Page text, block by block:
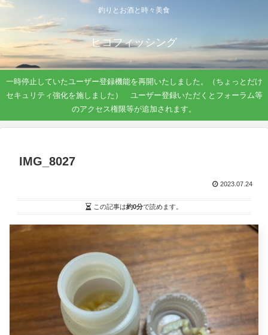
釣りとお酒と時々美食
ヒコフィッシング
一時停止していたユーザー登録機能を再開いたしました。（ちょっとだけ
セキュリティ強化を施しました） ユーザー登録いただくとフォーラム等
のアクセス権限等が追加されます。
IMG_8027
2023.07.24
この記事は約0分で読めます。